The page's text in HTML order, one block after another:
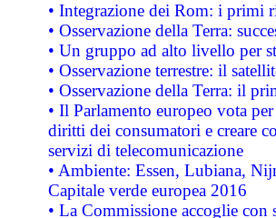
• Integrazione dei Rom: i primi
• Osservazione della Terra:
• Un gruppo ad alto livello per
• Osservazione terrestre: il
• Osservazione della Terra: il
• Il Parlamento europeo vota
diritti dei consumatori e creare
servizi di telecomunicazione
• Ambiente: Essen, Lubiana,
Capitale verde europea 2016
• La Commissione accoglie